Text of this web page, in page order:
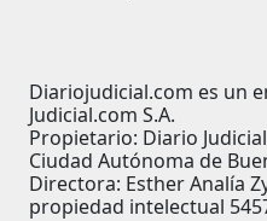
Diariojudicial.com es un
Judicial.com S.A.
Propietario: Diario
Ciudad Autónoma de
Directora: Esther Analía
propiedad intelectual